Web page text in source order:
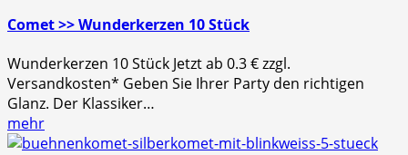
Comet >> Wunderkerzen 10 Stück
Wunderkerzen 10 Stück Jetzt ab 0.3 € zzgl.
Versandkosten* Geben Sie Ihrer Party den richtigen
Glanz. Der Klassiker…
mehr